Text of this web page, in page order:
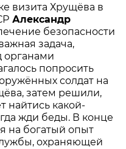
визита Хрущёва в
Александр
безопасности
задача,
органами
попросить
солдат на
затем решили,
найтись какой-
жди беды. В конце
на богатый опыт
охраняющей